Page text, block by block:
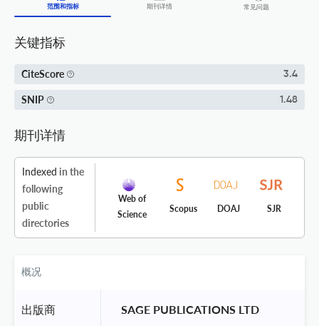
范围和指标 期刊详情 常见问题
关键指标
CiteScore 3.4
SNIP 1.48
期刊详情
Indexed in the
following
public
directories
Web of
Science
Scopus DOAJ SJR
概况
出版商 SAGE PUBLICATIONS LTD